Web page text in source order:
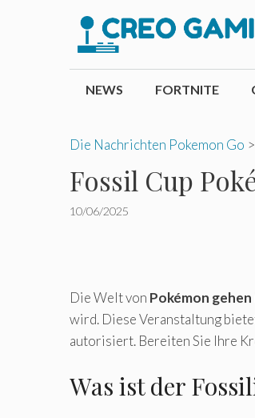
NEWS FORTNITE
Die Nachrichten Pokemon Go >
Fossil Cup
10/06/2025
Die Welt von Pokémon gehen
wird. Diese Veranstaltung
autorisiert. Bereiten Sie Ihre
Was ist der